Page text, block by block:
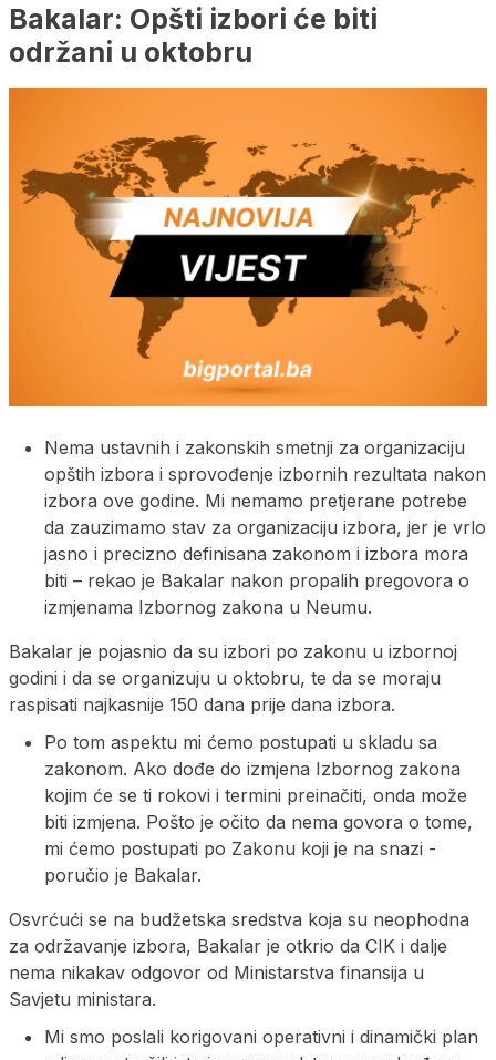
Bakalar: Opšti izbori će biti
održani u oktobru
Nema ustavnih i zakonskih smetnji za organizaciju
opštih izbora i sprovođenje izbornih rezultata nakon
izbora ove godine. Mi nemamo pretjerane potrebe
da zauzimamo stav za organizaciju izbora, jer je vrlo
jasno i precizno definisana zakonom i izbora mora
biti – rekao je Bakalar nakon propalih pregovora o
izmjenama Izbornog zakona u Neumu.
Bakalar je pojasnio da su izbori po zakonu u izbornoj
godini i da se organizuju u oktobru, te da se moraju
raspisati najkasnije 150 dana prije dana izbora.
Po tom aspektu mi ćemo postupati u skladu sa
zakonom. Ako dođe do izmjena Izbornog zakona
kojim će se ti rokovi i termini preinačiti, onda može
biti izmjena. Pošto je očito da nema govora o tome,
mi ćemo postupati po Zakonu koji je na snazi -
poručio je Bakalar.
Osvrćući se na budžetska sredstva koja su neophodna
za održavanje izbora, Bakalar je otkrio da CIK i dalje
nema nikakav odgovor od Ministarstva finansija u
Savjetu ministara.
Mi smo poslali korigovani operativni i dinamički plan